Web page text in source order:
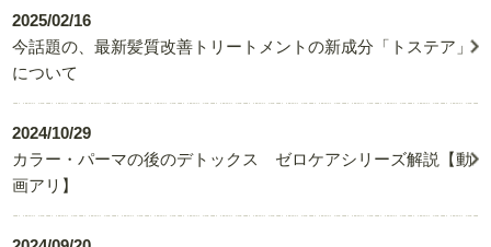
2025/02/16
今話題の、最新髪質改善トリートメントの新成分「トステア」
について
2024/10/29
カラー・パーマの後のデトックス ゼロケアシリーズ解説【動
画アリ】